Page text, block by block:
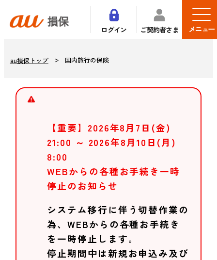
ログイン ご契約者さま メニュー
au損保トップ 国内旅行の保険
【重要】2026年8月7日(金)
21:00 ～ 2026年8月10日(月)
8:00
WEBからの各種お手続き一時
停止のお知らせ
システム移行に伴う切替作業の
為、WEBからの各種お手続き
を一時停止します。
停止期間中は新規お申込み及び